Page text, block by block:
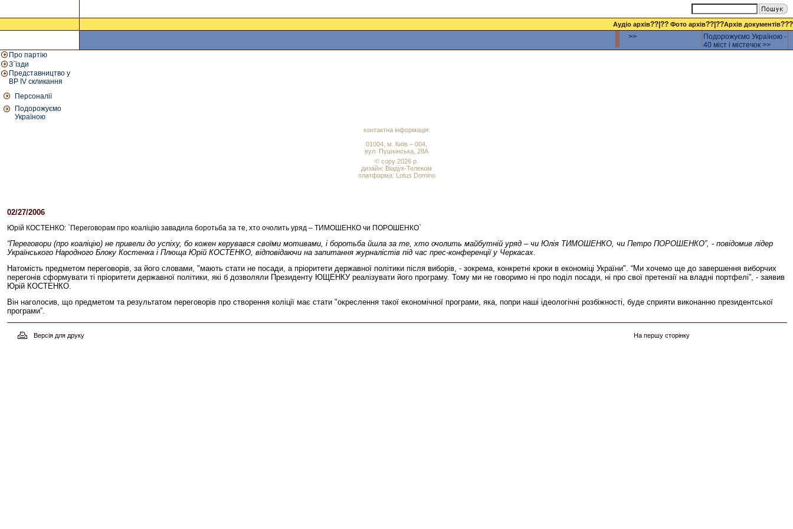
Аудіо архів??|?? Фото архів??|??Архів документів???
>>
Подорожуємо Україною -
40 міст і містечок >>
Про партію
З`їзди
Представництво у
ВР IV скликання
Персоналії
Подорожуємо
Україною
контактна інформація:
01004, м. Київ – 004,
вул. Пушкінська, 28А
© copy 2026 р.
дизайн: Віадук-Телеком
платформа: Lotus Domino
02/27/2006
Юрій КОСТЕНКО: `Переговорам про коаліцію завадила боротьба за те, хто очолить уряд – ТИМОШЕНКО чи ПОРОШЕНКО`
“Переговори (про коаліцію) не привели до успіху, бо кожен керувався своїми мотивами, і боротьба йшла за те, хто очолить майбутній уряд – чи Юлія ТИМОШЕНКО, чи Петро ПОРОШЕНКО”, - повідомив лідер
Українського Народного Блоку Костенка і Плюща Юрій КОСТЕНКО, відповідаючи на запитання журналістів під час прес-конференції у Черкасах.
Натомість предметом переговорів, за його словами, "мають стати не посади, а пріоритети державної політики після виборів, - зокрема, конкретні кроки в економіці України". “Ми хочемо ще до завершення виборчих
перегонів сформувати ті пріоритети державної політики, які б дозволяли Президенту ЮЩЕНКУ реалізувати його програму. Тому ми не говоримо ні про поділ посади, ні про свої претензії на владні портфелі”, - заявив
Юрій КОСТЕНКО.
Він наголосив, що предметом та результатом переговорів про створення коліції має стати "окреслення такої економічної програми, яка, попри наші ідеологічні розбіжності, буде сприяти виконанню президентської
програми”.
Версія для друку На першу сторінку